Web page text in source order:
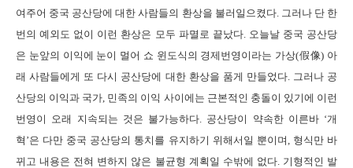
여주어 중국 공산당에 대한 사람들의 환상을 불러일으켰다. 그러나 단 한
번의 예외도 없이 이런 환상은 모두 파멸로 끝났다. 오늘날 중국 공산당
은 눈앞의 이익에 눈이 멀어 쇼 윈도식의 경제번영이라는 가상(假像) 아
래 사람들에게 또 다시 공산당에 대한 환상을 품게 만들었다. 그러나 공
산당의 이익과 국가, 민족의 이익 사이에는 근본적인 충돌이 있기에 이런
번영이 오래 지속되는 것은 불가능하다. 공산당이 약속한 이른바 ‘개
혁’은 다만 중국 공산당의 통치를 유지하기 위해서일 뿐이며, 형식만 바
뀌고 내용은 전혀 변하지 않은 불균형 계획일 수밖에 없다. 기형적인 발